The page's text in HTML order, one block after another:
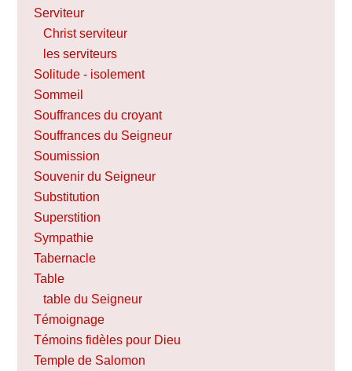
Serviteur
Christ serviteur
les serviteurs
Solitude - isolement
Sommeil
Souffrances du croyant
Souffrances du Seigneur
Soumission
Souvenir du Seigneur
Substitution
Superstition
Sympathie
Tabernacle
Table
table du Seigneur
Témoignage
Témoins fidèles pour Dieu
Temple de Salomon